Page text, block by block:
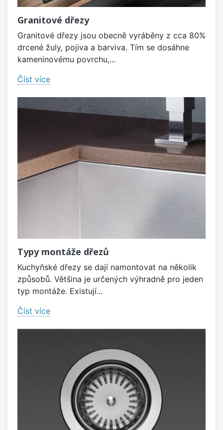
Granitové dřezy
Granitové dřezy jsou obecně vyráběny z cca 80%
drcené žuly, pojiva a barviva. Tím se dosáhne
kameninovému povrchu,...
Číst více
Typy montáže dřezů
Kuchyňské dřezy se dají namontovat na několik
způsobů. Většina je určených výhradně pro jeden
typ montáže. Existují...
Číst více